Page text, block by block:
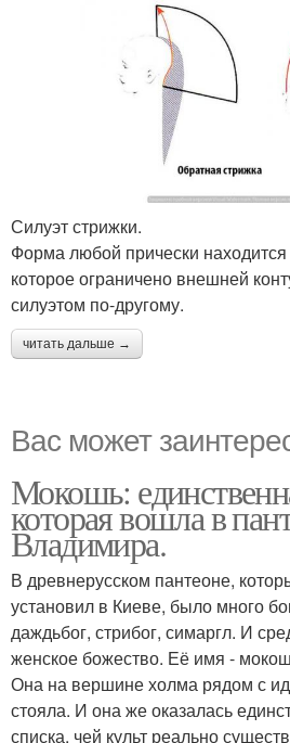
Силуэт стрижки.
Форма любой прически находится
которое ограничено внешней
силуэтом по-другому.
читать дальше →
Вас может
Мокошь:
которая вошла в
Владимира.
В древнерусском пантеоне,
установил в Киеве, было много
даждьбог, стрибог, симаргл. И
женское божество. Её имя -
Она на вершине холма рядом с
стояла. И она же оказалась
списка, чей культ реально